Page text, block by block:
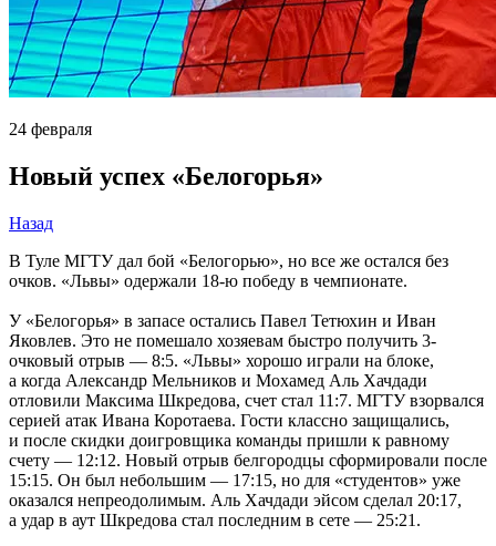
24 февраля
Новый успех «Белогорья»
Назад
В Туле МГТУ дал бой «Белогорью», но все же остался без
очков. «Львы» одержали 18-ю победу в чемпионате.
У «Белогорья» в запасе остались Павел Тетюхин и Иван
Яковлев. Это не помешало хозяевам быстро получить 3-
очковый отрыв — 8:5. «Львы» хорошо играли на блоке,
а когда Александр Мельников и Мохамед Аль Хачдади
отловили Максима Шкредова, счет стал 11:7. МГТУ взорвался
серией атак Ивана Коротаева. Гости классно защищались,
и после скидки доигровщика команды пришли к равному
счету — 12:12. Новый отрыв белгородцы сформировали после
15:15. Он был небольшим — 17:15, но для «студентов» уже
оказался непреодолимым. Аль Хачдади эйсом сделал 20:17,
а удар в аут Шкредова стал последним в сете — 25:21.